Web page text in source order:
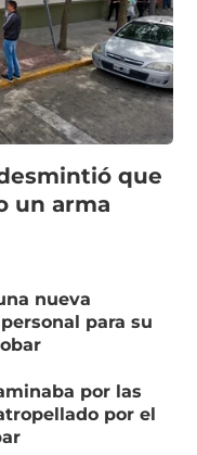
que
un arma
nueva
para su
por las
por el